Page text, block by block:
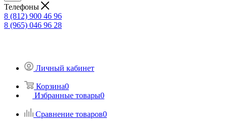
Телефоны
8 (812) 900 46 96
8 (965) 046 96 28
Личный кабинет
Корзина0
Избранные товары0
Сравнение товаров0